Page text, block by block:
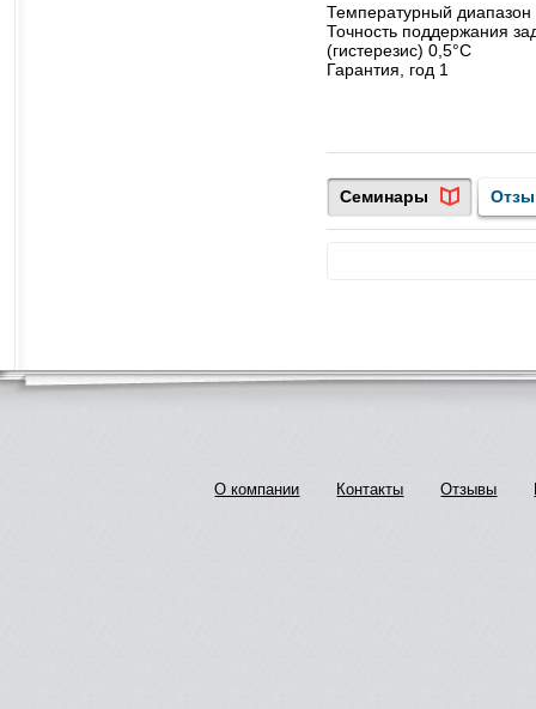
Температурный
Точность поддержания
(гистерезис) 0,5°C
Гарантия, год 1
Семинары
О компании Контакты Отзывы